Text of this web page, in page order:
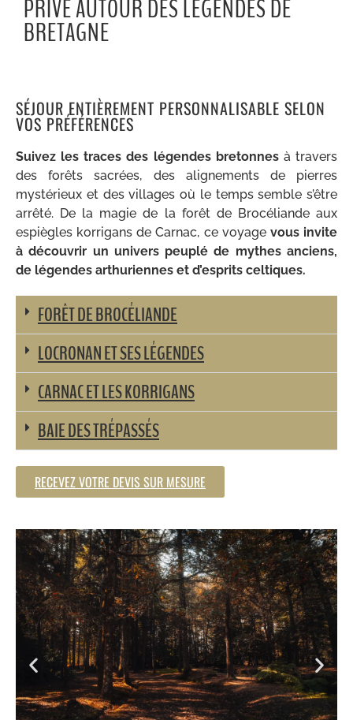
PRIVÉ AUTOUR DES LÉGENDES DE
BRETAGNE
SÉJOUR ENTIÈREMENT PERSONNALISABLE SELON
VOS PRÉFÉRENCES
Suivez les traces des légendes bretonnesà travers
des forêts sacrées, des alignements de pierres
mystérieux et des villages où le temps semble s’être
arrêté. De la magie de la forêt de Brocéliande aux
espiègles korrigans de Carnac, ce voyage vous invite
à découvrir un univers peuplé de mythes anciens,
de légendes arthuriennes et d’esprits celtiques.
FORÊT DE BROCÉLIANDE
LOCRONAN ET SES LÉGENDES
CARNAC ET LES KORRIGANS
BAIE DES TRÉPASSÉS
RECEVEZ VOTRE DEVIS SUR MESURE